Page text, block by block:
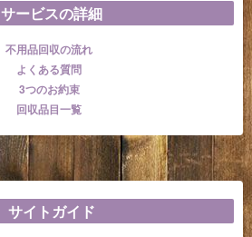
サービスの詳細
不用品回収の流れ
よくある質問
3つのお約束
回収品目一覧
サイトガイド